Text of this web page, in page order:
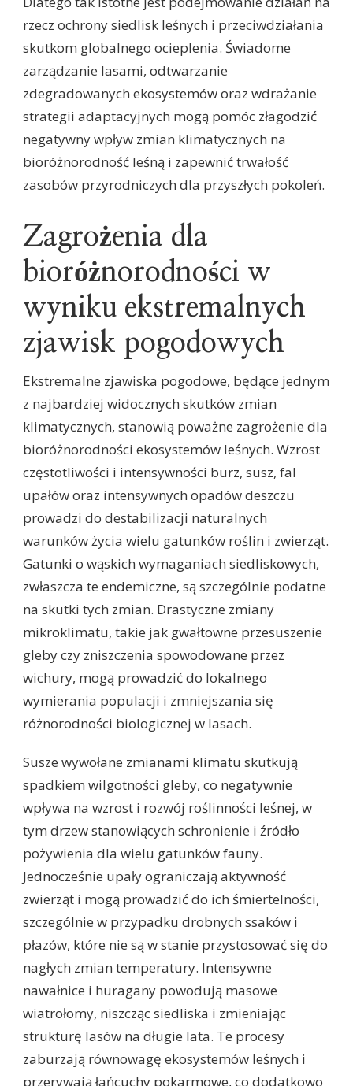
rzecz ochrony siedlisk leśnych i przeciwdziałania
skutkom globalnego ocieplenia. Świadome
zarządzanie lasami, odtwarzanie
zdegradowanych ekosystemów oraz wdrażanie
strategii adaptacyjnych mogą pomóc złagodzić
negatywny wpływ zmian klimatycznych na
bioróżnorodność leśną i zapewnić trwałość
zasobów przyrodniczych dla przyszłych pokoleń.
Zagrożenia dla
bioróżnorodności w
wyniku ekstremalnych
zjawisk pogodowych
Ekstremalne zjawiska pogodowe, będące jednym
z najbardziej widocznych skutków zmian
klimatycznych, stanowią poważne zagrożenie dla
bioróżnorodności ekosystemów leśnych. Wzrost
częstotliwości i intensywności burz, susz, fal
upałów oraz intensywnych opadów deszczu
prowadzi do destabilizacji naturalnych
warunków życia wielu gatunków roślin i zwierząt.
Gatunki o wąskich wymaganiach siedliskowych,
zwłaszcza te endemiczne, są szczególnie podatne
na skutki tych zmian. Drastyczne zmiany
mikroklimatu, takie jak gwałtowne przesuszenie
gleby czy zniszczenia spowodowane przez
wichury, mogą prowadzić do lokalnego
wymierania populacji i zmniejszania się
różnorodności biologicznej w lasach.
Susze wywołane zmianami klimatu skutkują
spadkiem wilgotności gleby, co negatywnie
wpływa na wzrost i rozwój roślinności leśnej, w
tym drzew stanowiących schronienie i źródło
pożywienia dla wielu gatunków fauny.
Jednocześnie upały ograniczają aktywność
zwierząt i mogą prowadzić do ich śmiertelności,
szczególnie w przypadku drobnych ssaków i
płazów, które nie są w stanie przystosować się do
nagłych zmian temperatury. Intensywne
nawałnice i huragany powodują masowe
wiatrołomy, niszcząc siedliska i zmieniając
strukturę lasów na długie lata. Te procesy
zaburzają równowagę ekosystemów leśnych i
przerywają łańcuchy pokarmowe, co dodatkowo